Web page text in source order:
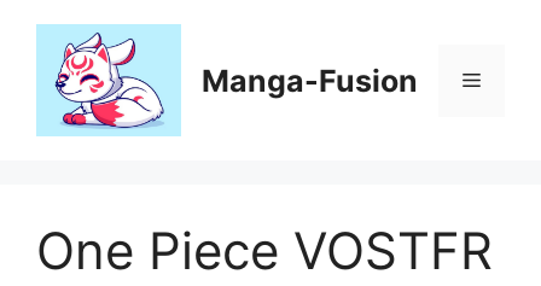
contenu
Manga-Fusion Menu
One Piece VOSTFR